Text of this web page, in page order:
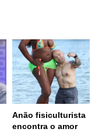
Anão fisiculturista
encontra o amor